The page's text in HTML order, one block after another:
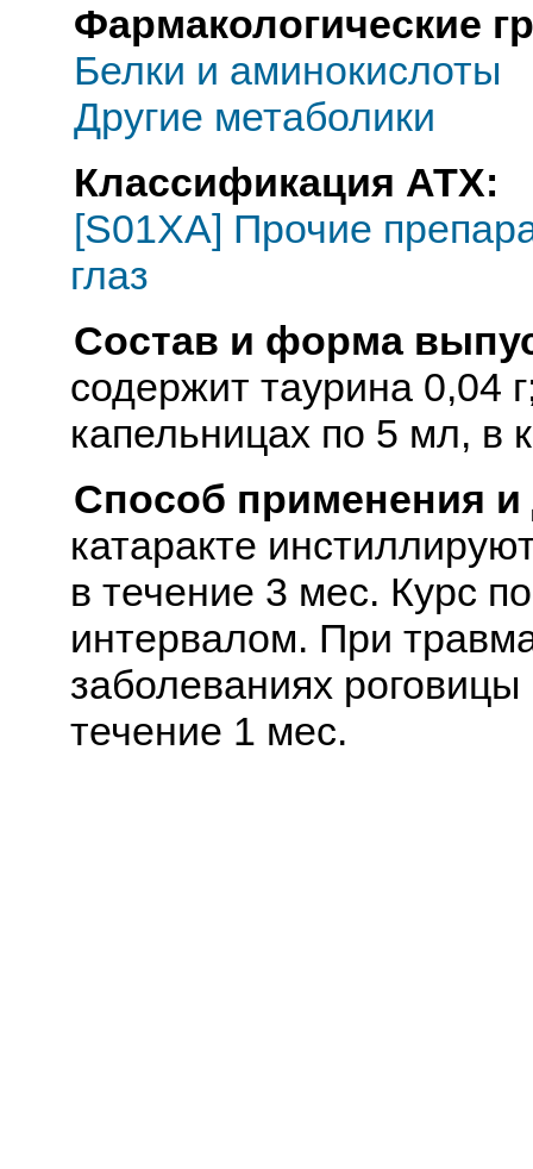
Фармакологические
Белки и аминокислоты
Другие метаболики
Классификация АТХ:
[S01XA] Прочие
глаз
Состав и форма
содержит таурина 0,04
капельницах по 5 мл, в
Способ применения
катаракте
в течение 3 мес. Курс
интервалом. При
заболеваниях
течение 1 мес.